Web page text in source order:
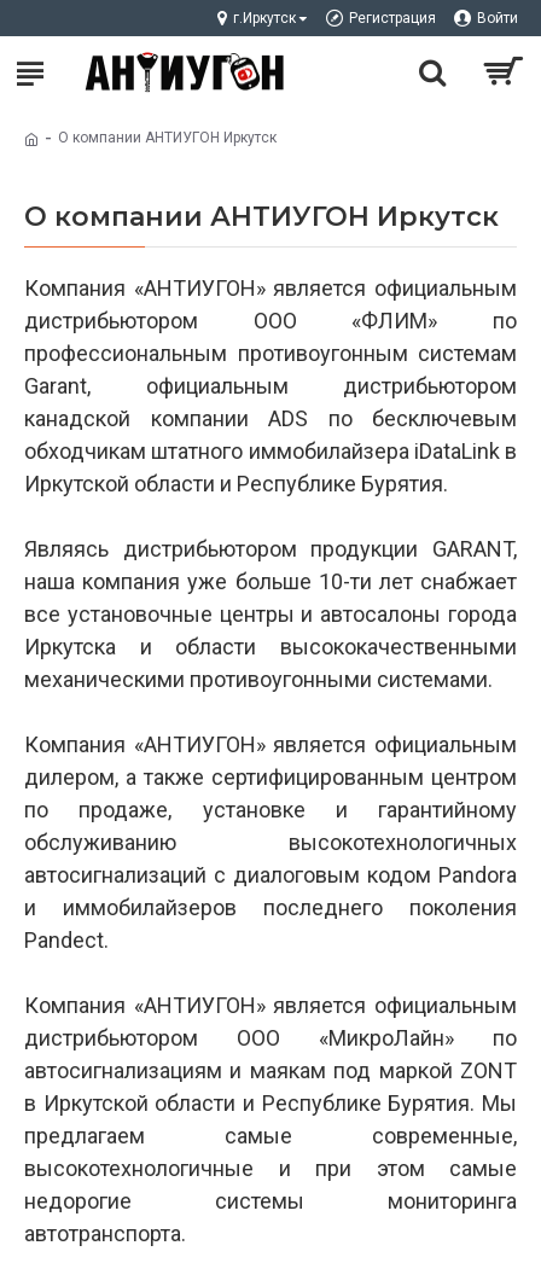
г.Иркутск Регистрация Войти
О компании АНТИУГОН Иркутск
О компании АНТИУГОН Иркутск
Компания «АНТИУГОН» является официальным
дистрибьютором ООО «ФЛИМ» по
профессиональным противоугонным системам
Garant, официальным дистрибьютором
канадской компании ADS по беcключевым
обходчикам штатного иммобилайзера iDataLink в
Иркутской области и Республике Бурятия.
Являясь дистрибьютором продукции GARANT,
наша компания уже больше 10-ти лет снабжает
все установочные центры и автосалоны города
Иркутска и области высококачественными
механическими противоугонными системами.
Компания «АНТИУГОН» является официальным
дилером, а также сертифицированным центром
по продаже, установке и гарантийному
обслуживанию высокотехнологичных
автосигнализаций с диалоговым кодом Pandora
и иммобилайзеров последнего поколения
Pandect.
Компания «АНТИУГОН» является официальным
дистрибьютором ООО «МикроЛайн» по
автосигнализациям и маякам под маркой ZONT
в Иркутской области и Республике Бурятия. Мы
предлагаем самые современные,
высокотехнологичные и при этом самые
недорогие системы мониторинга
автотранспорта.